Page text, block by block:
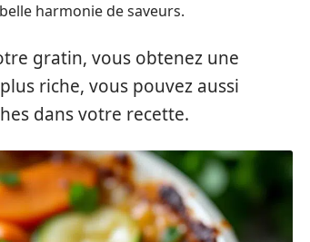
harmonie de saveurs.
gratin, vous obtenez une
riche, vous pouvez aussi
dans votre recette.